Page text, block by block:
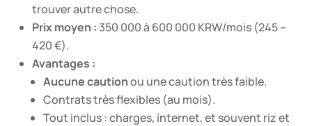
trouver autre chose.
Prix moyen : 350 000 à 600 000 KRW/mois (245 –
420 €).
Avantages :
Aucune cautionou une caution très faible.
Contrats très flexibles (au mois).
Tout inclus : charges, internet, et souvent riz et